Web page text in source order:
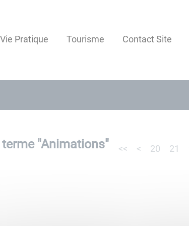
Vie Pratique Tourisme Contact Site
"Animations" << < 20 21